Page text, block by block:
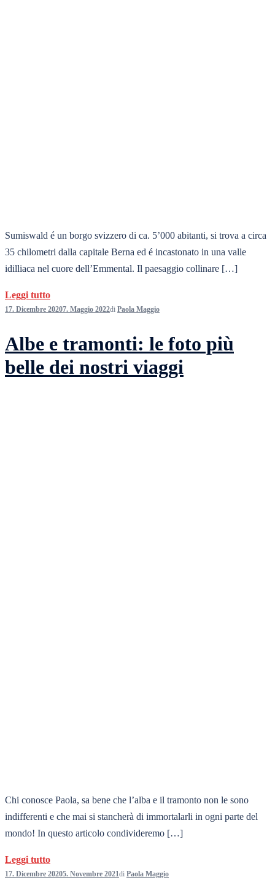
Sumiswald é un borgo svizzero di ca. 5’000 abitanti, si trova a circa
35 chilometri dalla capitale Berna ed é incastonato in una valle
idilliaca nel cuore dell’Emmental. Il paesaggio collinare […]
Leggi tutto
17. Dicembre 20207. Maggio 2022di Paola Maggio
Albe e tramonti: le foto più
belle dei nostri viaggi
Chi conosce Paola, sa bene che l’alba e il tramonto non le sono
indifferenti e che mai si stancherà di immortalarli in ogni parte del
mondo! In questo articolo condivideremo […]
Leggi tutto
17. Dicembre 20205. Novembre 2021di Paola Maggio